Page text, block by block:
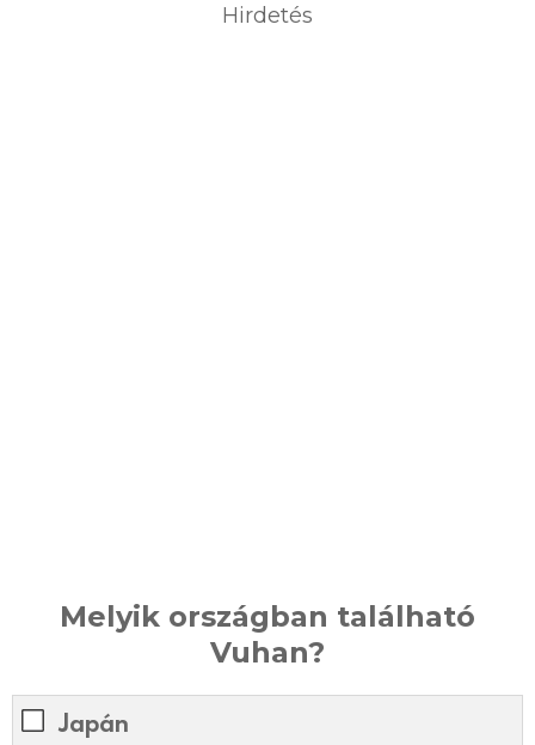
Hirdetés
Melyik országban található
Vuhan?
Japán